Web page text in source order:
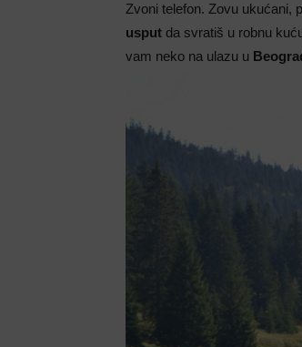
Zvoni telefon. Zovu ukućani,
usput da svratiš u robnu
vam neko na ulazu u